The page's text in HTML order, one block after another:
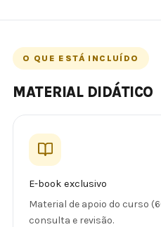
O QUE ESTÁ INCLUÍDO
MATERIAL DIDÁTICO
E-book exclusivo
Material de apoio do curso
consulta e revisão.